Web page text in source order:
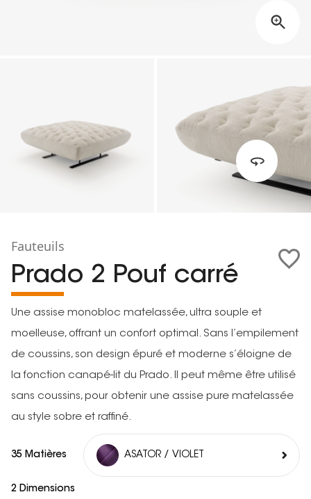
Fauteuils
Prado 2 Pouf carré
Une assise monobloc matelassée, ultra souple et
moelleuse, offrant un confort optimal. Sans l’empilement
de coussins, son design épuré et moderne s’éloigne de
la fonction canapé-lit du Prado. Il peut même être utilisé
sans coussins, pour obtenir une assise pure matelassée
au style sobre et raffiné.
35 Matières ASATOR / VIOLET
2 Dimensions